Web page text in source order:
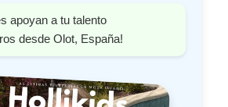
apoyan a tu talento
desde Olot, España!